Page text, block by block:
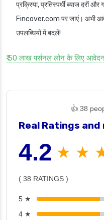
प्रक्रिया, प्रतिस्पर्धी ब्याज दरों
Fincover.com पर जाएं। अभी
उपलब्धियों में बदलें!
₹ 50 लाख पर्सनल लोन के लिए
👍 38
Real Ratings and
4.2 ★ ★
( 38 RATINGS )
5 ★
4 ★